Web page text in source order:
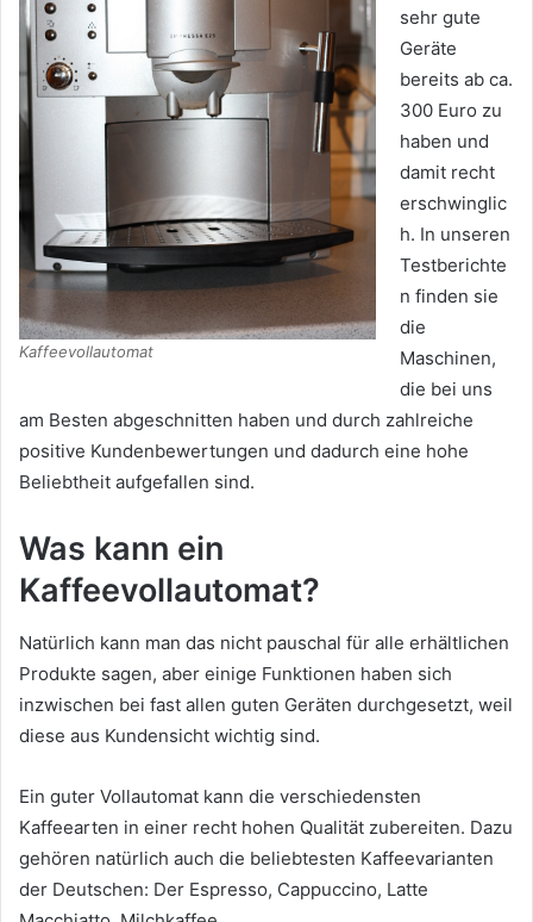
Kaffeevollautomat
sehr gute
Geräte
bereits ab ca.
300 Euro zu
haben und
damit recht
erschwinglic
h. In unseren
Testberichte
n finden sie
die
Maschinen,
die bei uns
am Besten abgeschnitten haben und durch zahlreiche
positive Kundenbewertungen und dadurch eine hohe
Beliebtheit aufgefallen sind.
Was kann ein
Kaffeevollautomat?
Natürlich kann man das nicht pauschal für alle erhältlichen
Produkte sagen, aber einige Funktionen haben sich
inzwischen bei fast allen guten Geräten durchgesetzt, weil
diese aus Kundensicht wichtig sind.
Ein guter Vollautomat kann die verschiedensten
Kaffeearten in einer recht hohen Qualität zubereiten. Dazu
gehören natürlich auch die beliebtesten Kaffeevarianten
der Deutschen: Der Espresso, Cappuccino, Latte